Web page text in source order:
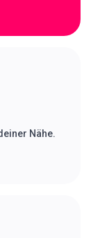
Nähe.